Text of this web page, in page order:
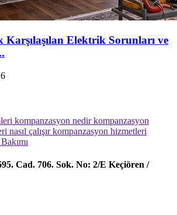
Karşılaşılan Elektrik Sorunları ve
kompanzasyon nedirkompanzasyon
nasıl çalışırkompanzasyon hizmetleri
Cad. 706. Sok. No: 2/E Keçiören /